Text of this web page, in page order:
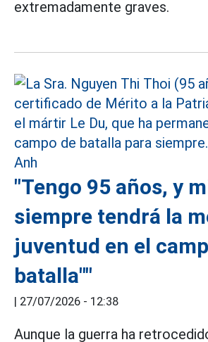
extremadamente graves.
"Tengo 95 años, y
siempre tendrá la
juventud en el
batalla""
| 27/07/2026 - 12:38
Aunque la guerra ha